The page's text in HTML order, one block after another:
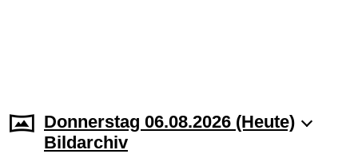
Donnerstag 06.08.2026 (Heute)
Bildarchiv